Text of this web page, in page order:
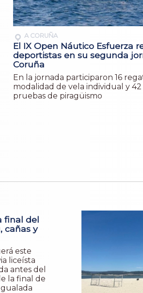
A CORUÑA
El IX Open Náutico Esfuerza
deportistas en su segunda
Coruña
En la jornada participaron 16
modalidad de vela individual y 42
pruebas de piragüismo
final del
cañas y
este
liceísta
antes del
la final de